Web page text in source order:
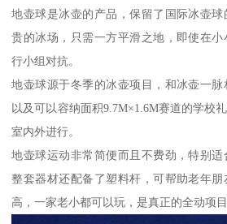
地壶球是冰壶的产品，保留了国际冰壶
贵的冰场，只需一方平滑之地，即使在
行小组对抗。
地壶球源于冬季的冰壶项目，和冰壶一
以及可以容纳面积9.7M×1.6M赛道的学校
室内外进行。
地壶球运动非常简便而且不费劲，特别适
整套器材还配备了塑料杆，可帮助老年
高，一家老小都可以玩，是真正的全动项目